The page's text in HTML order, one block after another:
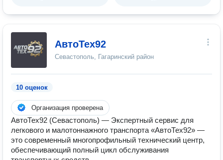
АвтоТех92
Севастополь, Гагаринский район
10 оценок
Организация проверена
АвтоТех92 (Севастополь) — Экспертный сервис для
легкового и малотоннажного транспорта «АвтоТех92» —
это современный многопрофильный технический центр,
обеспечивающий полный цикл обслуживания